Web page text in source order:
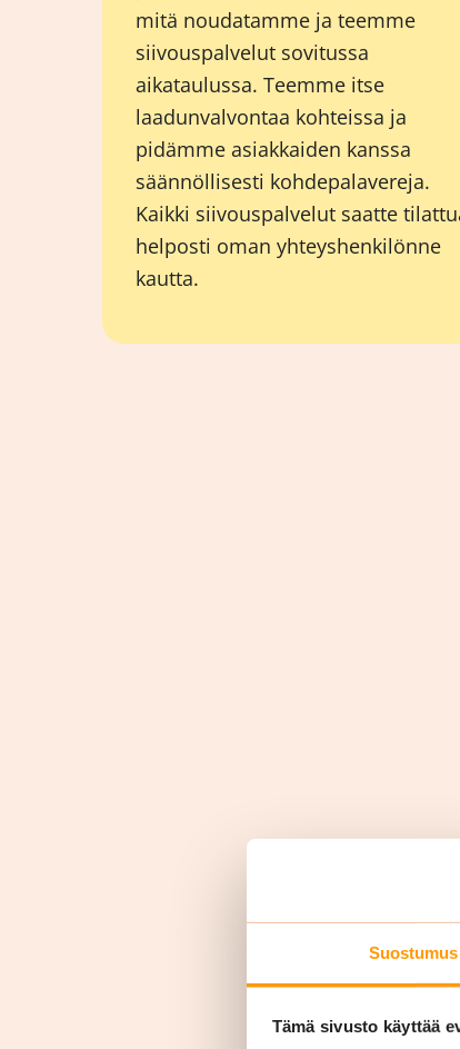
Suostumus
Tämä sivusto käyttää
mitä noudatamme ja teemme
siivouspalvelut sovitussa
aikataulussa. Teemme itse
laadunvalvontaa kohteissa ja
pidämme asiakkaiden kanssa
säännöllisesti kohdepalavereja.
Kaikki siivouspalvelut saatte
helposti oman yhteyshenkilönne
kautta.